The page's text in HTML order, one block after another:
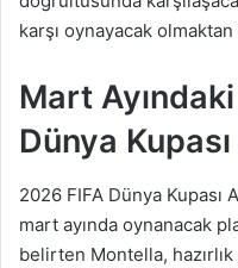
karşı oynayacak olmaktan
Mart
Dünya
2026 FIFA Dünya Kupası
mart ayında oynanacak
belirten Montella,